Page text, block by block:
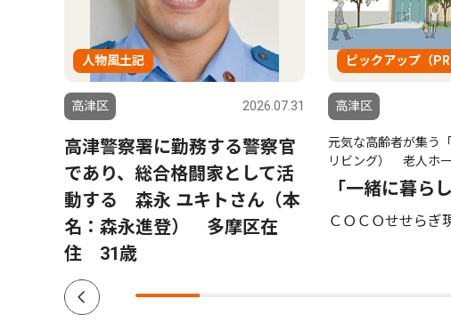
人物風土記
高津区 2026.07.31
高津警察署に勤務する警察官
であり、総合格闘家として活
動する 森永 ユキトさん（本
名：森永進登） 多摩区在
住 31歳
ピックアップ（PR
高津区
元気な高齢者が集う
リビング） 老人ホ
「一緒に暮ら
ＣＯＣＯせせらぎ